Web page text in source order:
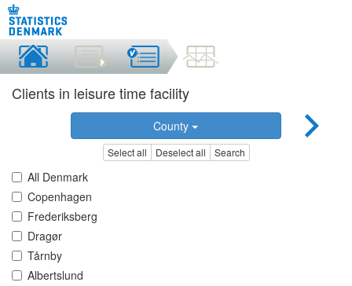
Clients in leisure time facility
County
Select all Deselect all Search
All Denmark
Copenhagen
Frederiksberg
Dragør
Tårnby
Albertslund